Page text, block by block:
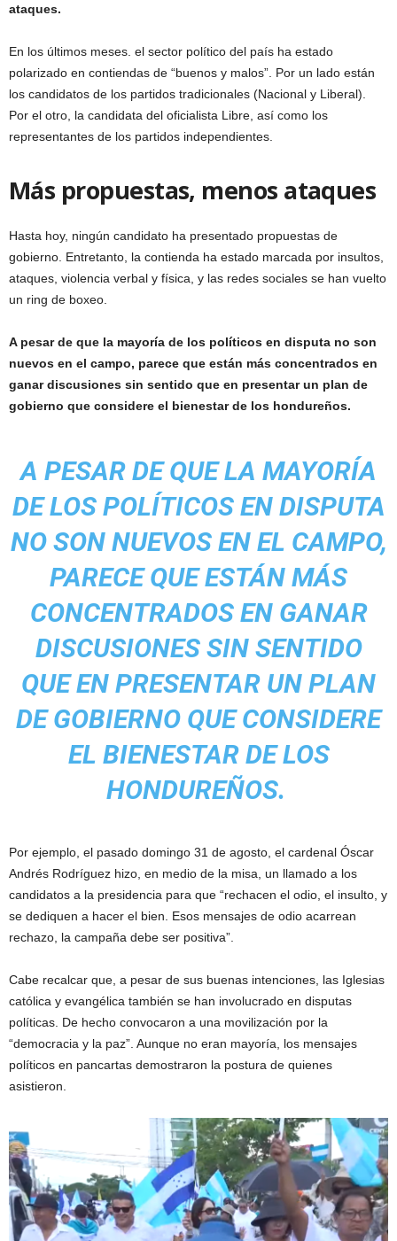
ataques.
En los últimos meses. el sector político del país ha estado
polarizado en contiendas de “buenos y malos”. Por un lado están
los candidatos de los partidos tradicionales (Nacional y Liberal).
Por el otro, la candidata del oficialista Libre, así como los
representantes de los partidos independientes.
Más propuestas, menos ataques
Hasta hoy, ningún candidato ha presentado propuestas de
gobierno. Entretanto, la contienda ha estado marcada por insultos,
ataques, violencia verbal y física, y las redes sociales se han vuelto
un ring de boxeo.
A pesar de que la mayoría de los políticos en disputa no son
nuevos en el campo, parece que están más concentrados en
ganar discusiones sin sentido que en presentar un plan de
gobierno que considere el bienestar de los hondureños.
A PESAR DE QUE LA MAYORÍA
DE LOS POLÍTICOS EN DISPUTA
NO SON NUEVOS EN EL CAMPO,
PARECE QUE ESTÁN MÁS
CONCENTRADOS EN GANAR
DISCUSIONES SIN SENTIDO
QUE EN PRESENTAR UN PLAN
DE GOBIERNO QUE CONSIDERE
EL BIENESTAR DE LOS
HONDUREÑOS.
Por ejemplo, el pasado domingo 31 de agosto, el cardenal Óscar
Andrés Rodríguez hizo, en medio de la misa, un llamado a los
candidatos a la presidencia para que “rechacen el odio, el insulto, y
se dediquen a hacer el bien. Esos mensajes de odio acarrean
rechazo, la campaña debe ser positiva”.
Cabe recalcar que, a pesar de sus buenas intenciones, las Iglesias
católica y evangélica también se han involucrado en disputas
políticas. De hecho convocaron a una movilización por la
“democracia y la paz”. Aunque no eran mayoría, los mensajes
políticos en pancartas demostraron la postura de quienes
asistieron.